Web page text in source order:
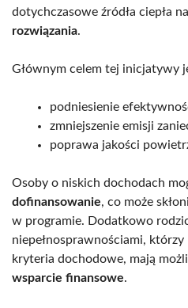
dotychczasowe źródła ciepła na
rozwiązania.
Głównym celem tej inicjatywy
podniesienie
zmniejszenie emisji
poprawa jakości
Osoby o niskich dochodach
dofinansowanie, co może
w programie. Dodatkowo
niepełnosprawnościami,
kryteria dochodowe, mają
wsparcie finansowe.